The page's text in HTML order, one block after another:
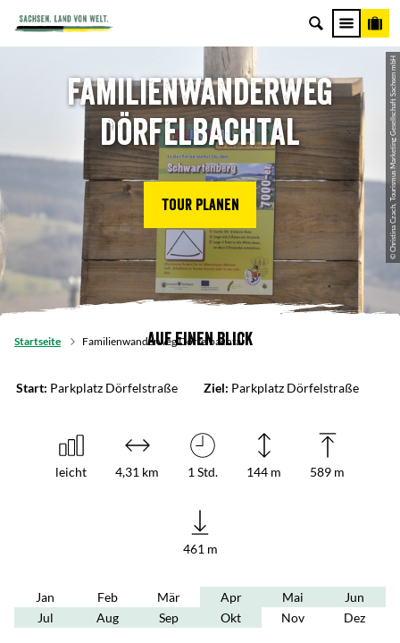
© Christina Czach, Tourismus Marketing Gesellschaft Sachsen mbH
Familienwanderweg
Dörfelbachtal
Tour planen
Startseite Familienwanderweg Dörfelbachtal
Auf einen Blick
Start: Parkplatz Dörfelstraße Ziel: Parkplatz Dörfelstraße
leicht 4,31 km 1 Std. 144 m 589 m
461 m
Jan Feb Mär Apr Mai
Jun
Jul
Aug Sep Okt Nov Dez